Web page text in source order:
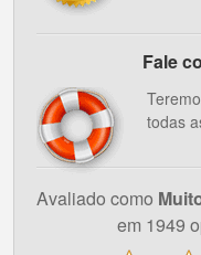
Fale
todas
Avaliado como
em 1949